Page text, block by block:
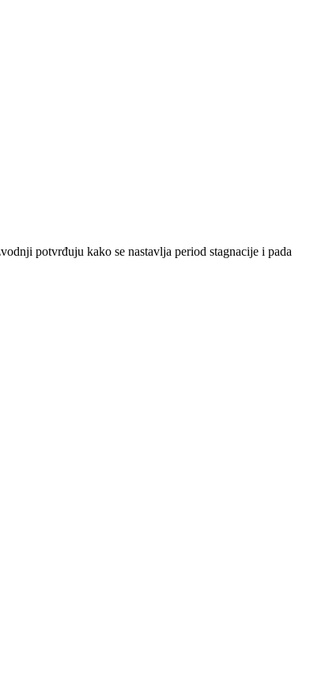
potvrđuju kako se nastavlja period stagnacije i pada